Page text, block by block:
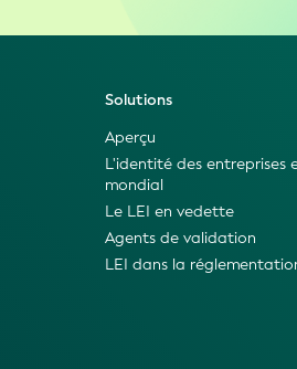
Solutions
Aperçu
L'identité des entreprises
mondial
Le LEI en vedette
Agents de validation
LEI dans la